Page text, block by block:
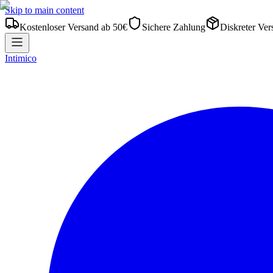
Skip to main content
Kostenloser Versand ab 50€
Sichere Zahlung Diskreter
Intimico